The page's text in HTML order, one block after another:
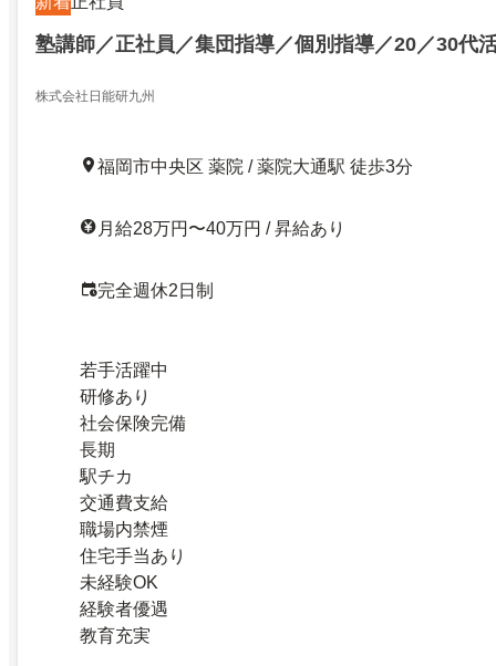
塾講師／正社員／集団指導／個別指導／20／30代
株式会社日能研九州
福岡市中央区 薬院 / 薬院大通駅 徒歩3分
月給28万円〜40万円 / 昇給あり
完全週休2日制
若手活躍中
研修あり
社会保険完備
長期
駅チカ
交通費支給
職場内禁煙
住宅手当あり
未経験OK
経験者優遇
教育充実